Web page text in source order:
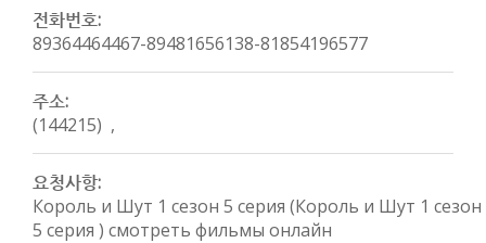
전화번호:
89364464467-89481656138-81854196577
주소:
(144215) ,
요청사항:
Король и Шут 1 сезон 5 серия (Король и Шут 1 сезон
5 серия ) смотреть фильмы онлайн